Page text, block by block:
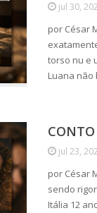
jul 30,
por César
torso nu e
Luana
jul 23,
por César
sendo
Itália 12